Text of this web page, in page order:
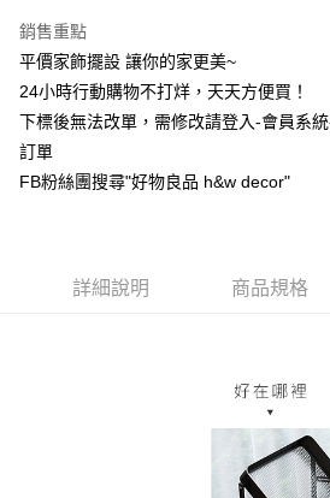
台新國際商業銀行
台灣樂天信用卡公司
元大商業銀行
玉山商業銀行
台灣樂天信用卡公司
全盈+PAY
【關於「AFTEE先享後付」】
AFTEE先享後付是「在收到商品之後才付款」
便利好安心！
【「AFTEE先享後付」結帳流程】
ATM／網路銀行／等多元方式進行付款，方視
※ 請注意：結帳手續完成當下不需立刻繳費，
購買商品的店家。未經商家同意取消之訂單仍
※ 交易是否成功請以「AFTEE先享後付 」之
ATM付款
每筆NT$80，滿NT$1,200(含以上)免運費
銷售重點
平價家飾擺設 讓你的家更美~
24小時行動購物不打烊，天天方便買！
下標後無法改單，需修改請登入-會員系
訂單
FB粉絲團搜尋"好物良品 h&w decor"
詳細說明 商品規格